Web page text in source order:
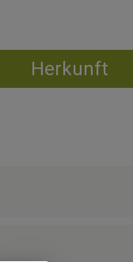
Herkunft